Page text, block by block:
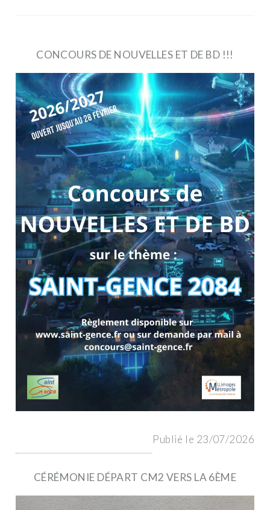
CONCOURS DE NOUVELLES ET DE BD !!!
Publié le 23/07/2026
CÉRÉMONIE DÉPART CM2 VERS LA 6ÈME